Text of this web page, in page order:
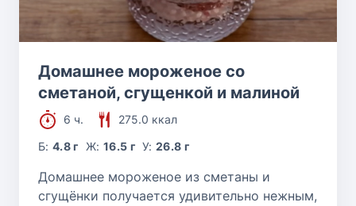
Домашнее мороженое со
сметаной, сгущенкой и малиной
6 ч.
275.0 ккал
Б:4.8 г Ж: 16.5 г У:26.8 г
Домашнее мороженое из сметаны и
сгущёнки получается удивительно нежным,